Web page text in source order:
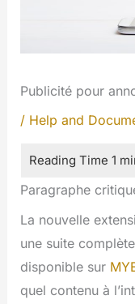
Publicité pour
/ Help and
Paragraphe
La nouvelle
une suite
disponible sur
quel contenu à